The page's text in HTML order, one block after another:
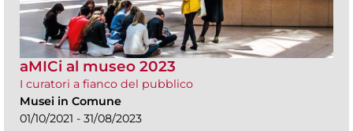
aMICi al museo 2023
I curatori a fianco del pubblico
Musei in Comune
01/10/2021 - 31/08/2023